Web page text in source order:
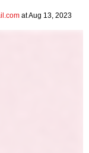
at Aug 13, 2023